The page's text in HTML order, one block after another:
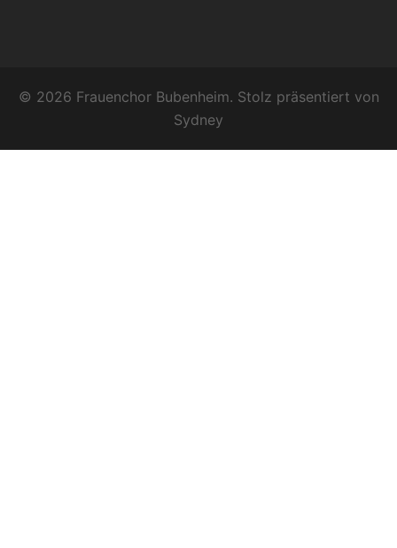
© 2026 Frauenchor Bubenheim. Stolz präsentiert von
Sydney